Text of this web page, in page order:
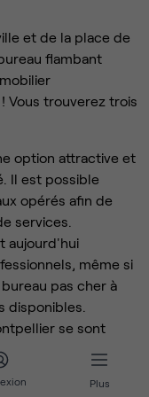
Plus
et de la place de
flambant
Vous trouverez trois
option attractive et
Il est possible
opérés afin de
services.
aujourd'hui
même si
pas cher à
disponibles.
se sont
années, en raison
Partagez
entreprises pour